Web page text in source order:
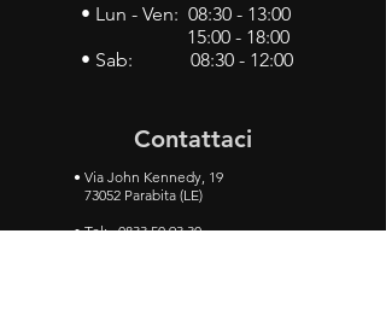
• Lun - Ven: 08:30 - 13:00
15:00 - 18:00
• Sab: 08:30 - 12:00
Contattaci
• Via John Kennedy, 19
73052 Parabita (LE)
• Tel:0833 50 93 30